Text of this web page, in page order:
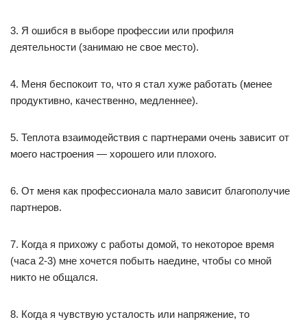
3. Я ошибся в выборе профессии или профиля
деятельности (занимаю не свое место).
4. Меня беспокоит то, что я стал хуже работать (менее
продуктивно, качественно, медленнее).
5. Теплота взаимодействия с партнерами очень зависит от
моего настроения — хорошего или плохого.
6. От меня как профессионала мало зависит благополучие
партнеров.
7. Когда я прихожу с работы домой, то некоторое время
(часа 2-3) мне хочется побыть наедине, чтобы со мной
никто не общался.
8. Когда я чувствую усталость или напряжение, то